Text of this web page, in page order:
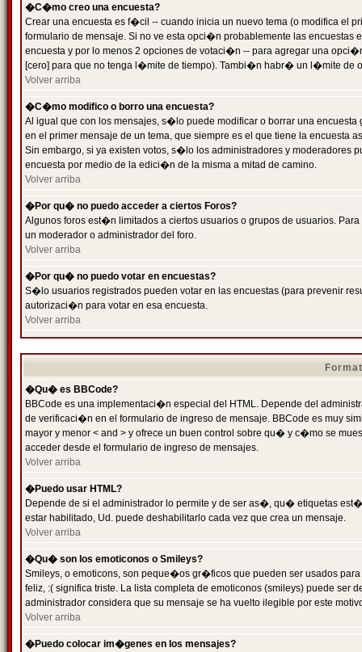
�C�mo creo una encuesta?
Crear una encuesta es f�cil -- cuando inicia un nuevo tema (o modifica el
formulario de mensaje. Si no ve esta opci�n probablemente las
encuesta y por lo menos 2 opciones de votaci�n -- para agregar una
[cero] para que no tenga l�mite de tiempo). Tambi�n habr� un l�mite de
Volver arriba
�C�mo modifico o borro una encuesta?
Al igual que con los mensajes, s�lo puede modificar o borrar una
en el primer mensaje de un tema, que siempre es el que tiene la encuesta
Sin embargo, si ya existen votos, s�lo los administradores y moderadores
encuesta por medio de la edici�n de la misma a mitad de camino.
Volver arriba
�Por qu� no puedo acceder a ciertos Foros?
Algunos foros est�n limitados a ciertos usuarios o grupos de usuarios.
un moderador o administrador del foro.
Volver arriba
�Por qu� no puedo votar en encuestas?
S�lo usuarios registrados pueden votar en las encuestas (para prevenir
autorizaci�n para votar en esa encuesta.
Volver arriba
�Qu� es BBCode?
BBCode es una implementaci�n especial del HTML. Depende del
de verificaci�n en el formulario de ingreso de mensaje. BBCode es muy
mayor y menor < and > y ofrece un buen control sobre qu� y c�mo se
acceder desde el formulario de ingreso de mensajes.
Volver arriba
�Puedo usar HTML?
Depende de si el administrador lo permite y de ser as�, qu� etiquetas
estar habilitado, Ud. puede deshabilitarlo cada vez que crea un mensaje.
Volver arriba
�Qu� son los emoticonos o Smileys?
Smileys, o emoticons, son peque�os gr�ficos que pueden ser usados
feliz, :( significa triste. La lista completa de emoticonos (smileys) puede
administrador considera que su mensaje se ha vuelto ilegible por este
Volver arriba
�Puedo colocar im�genes en los mensajes?